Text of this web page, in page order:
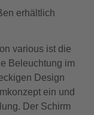
erhältlich
various ist die
Beleuchtung im
Design
ein und
Der Schirm